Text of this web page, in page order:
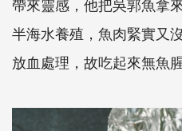
半海水養殖，魚肉緊實又
放血處理，故吃起來無魚腥